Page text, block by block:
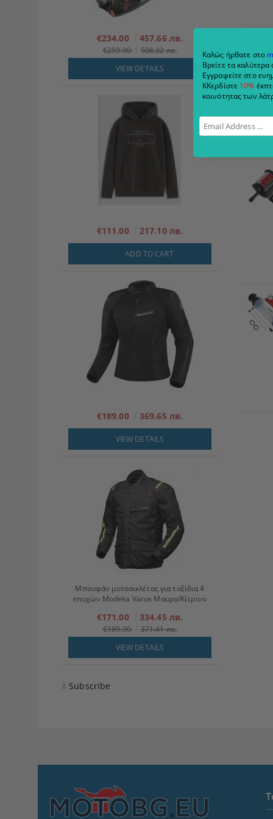
€234.00 457.66 лв.
€259.90
508.32 лв.
VIEW DETAILS
€111.00 217.10 лв.
ADD TO CART
€189.00 369.65 лв.
VIEW DETAILS
Μπουφάν μοτοσικλέτας για ταξίδια 4
εποχών Modeka Varus Μαύρο/Κίτρινο
€171.00 334.45 лв.
€189.90
371.41 лв.
VIEW DETAILS
Subscribe
Καλώς ήρθατε στο
Βρείτε τα καλύτερα
Εγγραφείτε στο
ΚΚερδίστε 10%
κοινότητας των